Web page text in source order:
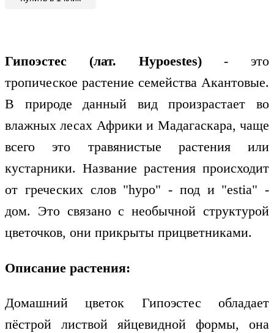
Гипоэстес (лат. Hypoestes)- это
тропическое растение семейства Акантовые.
В природе данный вид произрастает во
влажных лесах Африки и Мадагаскара, чаще
всего это травянистые растения или
кустарники. Название растения происходит
от греческих слов "hypo" - под и "estia" -
дом. Это связано с необычной структурой
цветочков, они прикрыты прицветниками.
Описание растения:
Домашний цветок Гипоэстес обладает
пёстрой листвой яйцевидной формы, она